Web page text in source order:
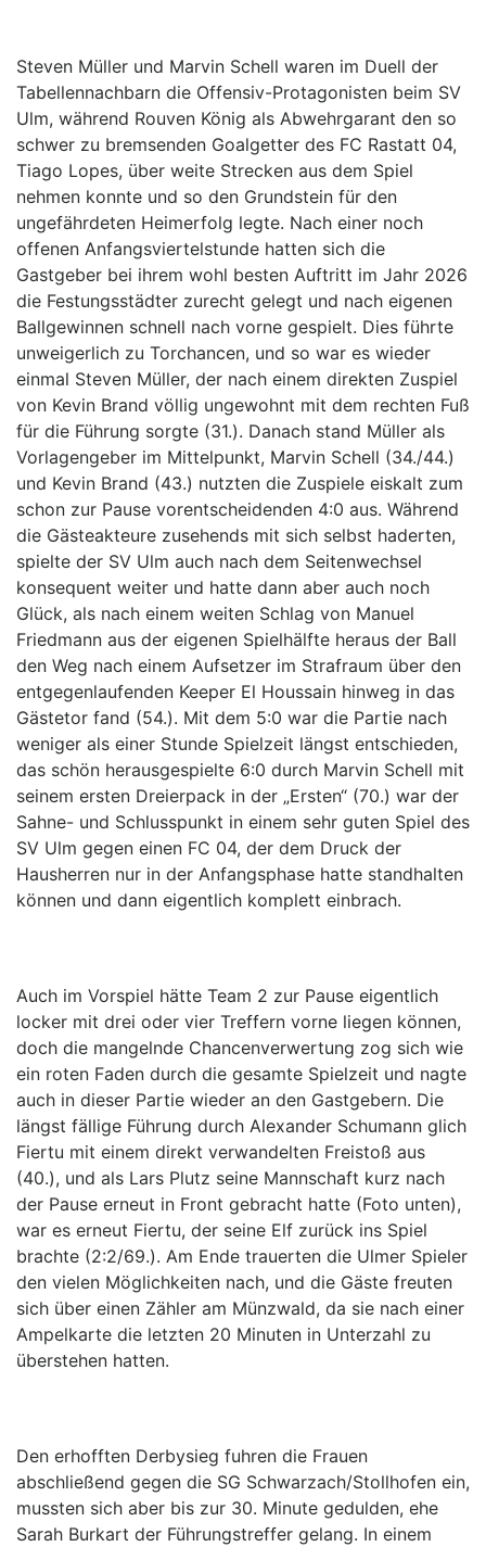
Steven Müller und Marvin Schell waren im Duell der
Tabellennachbarn die Offensiv-Protagonisten beim SV
Ulm, während Rouven König als Abwehrgarant den so
schwer zu bremsenden Goalgetter des FC Rastatt 04,
Tiago Lopes, über weite Strecken aus dem Spiel
nehmen konnte und so den Grundstein für den
ungefährdeten Heimerfolg legte. Nach einer noch
offenen Anfangsviertelstunde hatten sich die
Gastgeber bei ihrem wohl besten Auftritt im Jahr 2026
die Festungsstädter zurecht gelegt und nach eigenen
Ballgewinnen schnell nach vorne gespielt. Dies führte
unweigerlich zu Torchancen, und so war es wieder
einmal Steven Müller, der nach einem direkten Zuspiel
von Kevin Brand völlig ungewohnt mit dem rechten Fuß
für die Führung sorgte (31.). Danach stand Müller als
Vorlagengeber im Mittelpunkt, Marvin Schell (34./44.)
und Kevin Brand (43.) nutzten die Zuspiele eiskalt zum
schon zur Pause vorentscheidenden 4:0 aus. Während
die Gästeakteure zusehends mit sich selbst haderten,
spielte der SV Ulm auch nach dem Seitenwechsel
konsequent weiter und hatte dann aber auch noch
Glück, als nach einem weiten Schlag von Manuel
Friedmann aus der eigenen Spielhälfte heraus der Ball
den Weg nach einem Aufsetzer im Strafraum über den
entgegenlaufenden Keeper El Houssain hinweg in das
Gästetor fand (54.). Mit dem 5:0 war die Partie nach
weniger als einer Stunde Spielzeit längst entschieden,
das schön herausgespielte 6:0 durch Marvin Schell mit
seinem ersten Dreierpack in der „Ersten“ (70.) war der
Sahne- und Schlusspunkt in einem sehr guten Spiel des
SV Ulm gegen einen FC 04, der dem Druck der
Hausherren nur in der Anfangsphase hatte standhalten
können und dann eigentlich komplett einbrach.
Auch im Vorspiel hätte Team 2 zur Pause eigentlich
locker mit drei oder vier Treffern vorne liegen können,
doch die mangelnde Chancenverwertung zog sich wie
ein roten Faden durch die gesamte Spielzeit und nagte
auch in dieser Partie wieder an den Gastgebern. Die
längst fällige Führung durch Alexander Schumann glich
Fiertu mit einem direkt verwandelten Freistoß aus
(40.), und als Lars Plutz seine Mannschaft kurz nach
der Pause erneut in Front gebracht hatte (Foto unten),
war es erneut Fiertu, der seine Elf zurück ins Spiel
brachte (2:2/69.). Am Ende trauerten die Ulmer Spieler
den vielen Möglichkeiten nach, und die Gäste freuten
sich über einen Zähler am Münzwald, da sie nach einer
Ampelkarte die letzten 20 Minuten in Unterzahl zu
überstehen hatten.
Den erhofften Derbysieg fuhren die Frauen
abschließend gegen die SG Schwarzach/Stollhofen ein,
mussten sich aber bis zur 30. Minute gedulden, ehe
Sarah Burkart der Führungstreffer gelang. In einem